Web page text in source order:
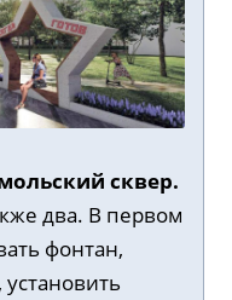
сквер.
два. В первом
фонтан,